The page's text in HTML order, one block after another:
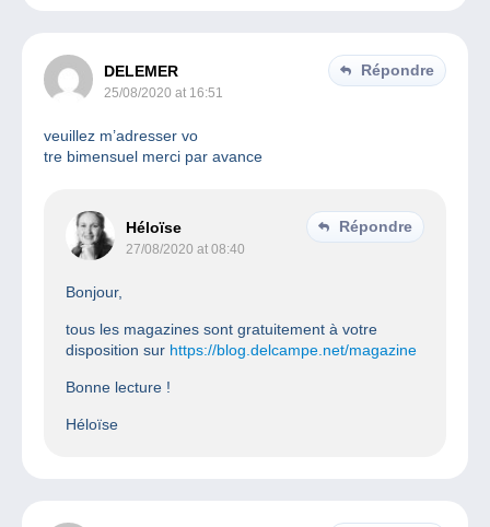
DELEMER
25/08/2020 at 16:51
Répondre
veuillez m’adresser vo
tre bimensuel merci par avance
Héloïse
27/08/2020 at 08:40
Répondre
Bonjour,
tous les magazines sont gratuitement à votre
disposition sur https://blog.delcampe.net/magazine
Bonne lecture !
Héloïse